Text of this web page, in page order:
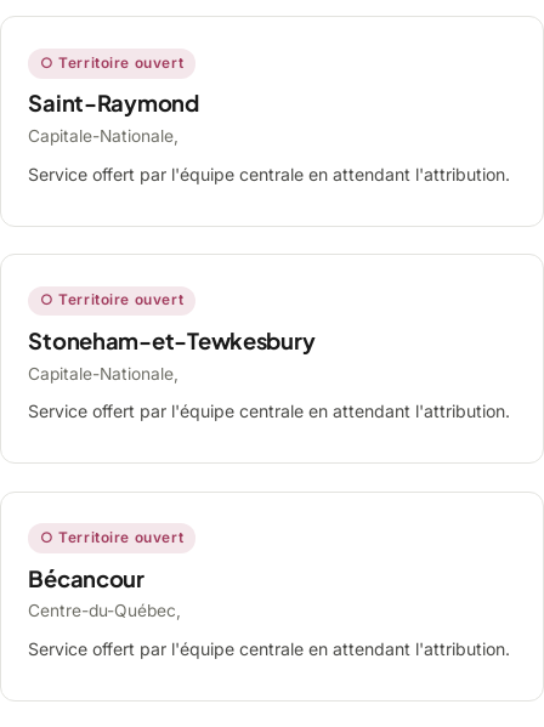
○ Territoire ouvert
Saint-Raymond
Capitale-Nationale,
Service offert par l'équipe centrale en attendant l'attribution.
○ Territoire ouvert
Stoneham-et-Tewkesbury
Capitale-Nationale,
Service offert par l'équipe centrale en attendant l'attribution.
○ Territoire ouvert
Bécancour
Centre-du-Québec,
Service offert par l'équipe centrale en attendant l'attribution.